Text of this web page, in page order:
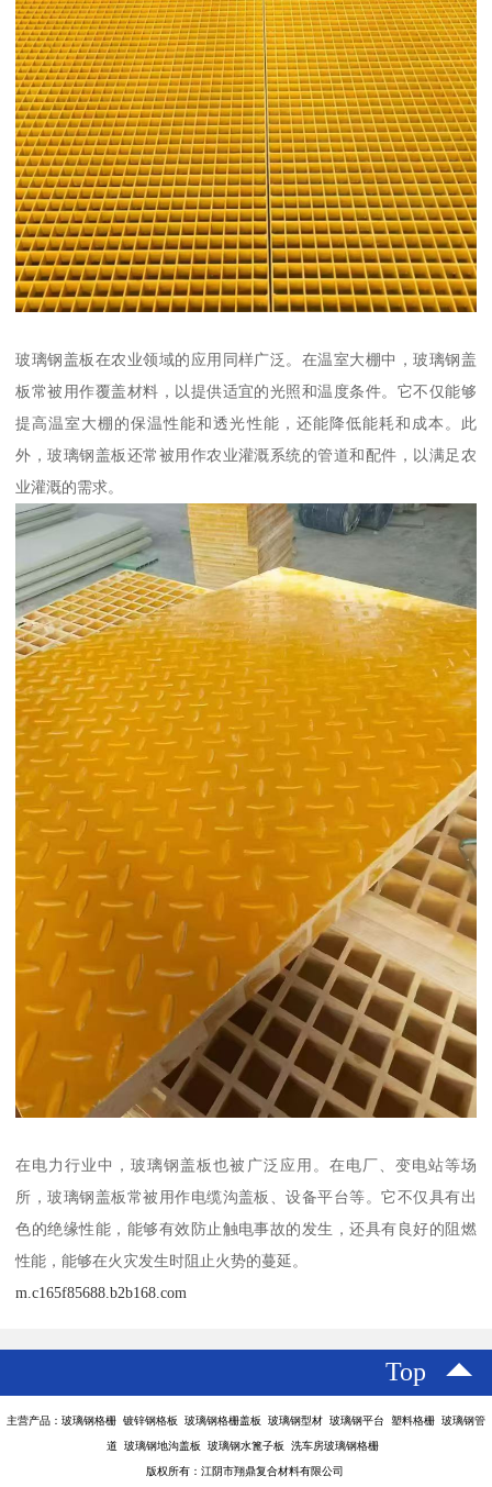
玻璃钢盖板在农业领域的应用同样广泛。在温室大棚中，玻璃钢盖
板常被用作覆盖材料，以提供适宜的光照和温度条件。它不仅能够
提高温室大棚的保温性能和透光性能，还能降低能耗和成本。此
外，玻璃钢盖板还常被用作农业灌溉系统的管道和配件，以满足农
业灌溉的需求。
在电力行业中，玻璃钢盖板也被广泛应用。在电厂、变电站等场
所，玻璃钢盖板常被用作电缆沟盖板、设备平台等。它不仅具有出
色的绝缘性能，能够有效防止触电事故的发生，还具有良好的阻燃
性能，能够在火灾发生时阻止火势的蔓延。
m.c165f85688.b2b168.com
Top
主营产品：玻璃钢格栅 镀锌钢格板 玻璃钢格栅盖板 玻璃钢型材 玻璃钢平台 塑料格栅 玻璃钢管
道 玻璃钢地沟盖板 玻璃钢水篦子板 洗车房玻璃钢格栅
版权所有：江阴市翔鼎复合材料有限公司